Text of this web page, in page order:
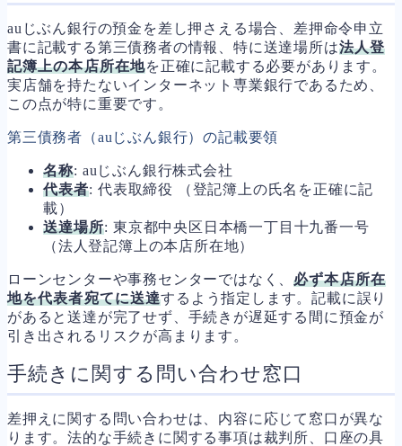
auじぶん銀行の預金を差し押さえる場合、差押命令申立
書に記載する第三債務者の情報、特に送達場所は法人登
記簿上の本店所在地を正確に記載する必要があります。
実店舗を持たないインターネット専業銀行であるため、
この点が特に重要です。
第三債務者（auじぶん銀行）の記載要領
名称: auじぶん銀行株式会社
代表者: 代表取締役 （登記簿上の氏名を正確に記
載）
送達場所: 東京都中央区日本橋一丁目十九番一号
（法人登記簿上の本店所在地）
ローンセンターや事務センターではなく、必ず本店所在
地を代表者宛てに送達するよう指定します。記載に誤り
があると送達が完了せず、手続きが遅延する間に預金が
引き出されるリスクが高まります。
手続きに関する問い合わせ窓口
差押えに関する問い合わせは、内容に応じて窓口が異な
ります。法的な手続きに関する事項は裁判所、口座の具